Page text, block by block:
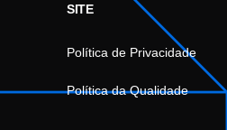
SITE
Política de Privacidade
Política da Qualidade